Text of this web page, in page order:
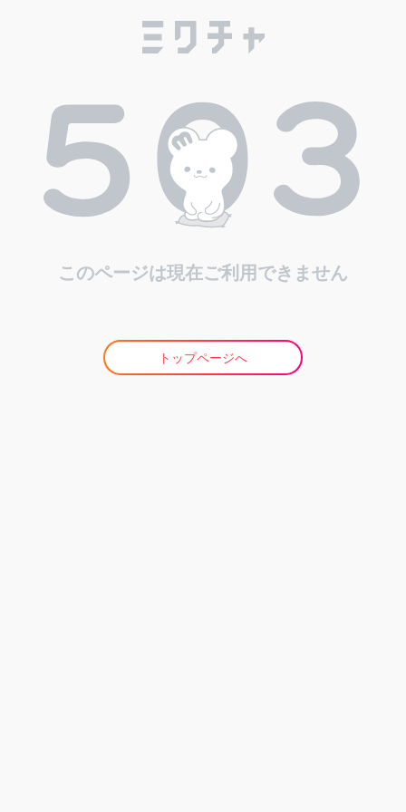
このページは現在ご利用できません